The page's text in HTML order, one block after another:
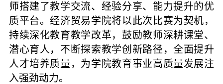
师搭建了教学交流、经验分享、能力提升的优
质平台。经济贸易学院将以此次比赛为契机，
持续深化教育教学改革，鼓励教师深耕课堂、
潜心育人，不断探索教学创新路径，全面提升
人才培养质量，为学院教育事业高质量发展注
入强劲动力。